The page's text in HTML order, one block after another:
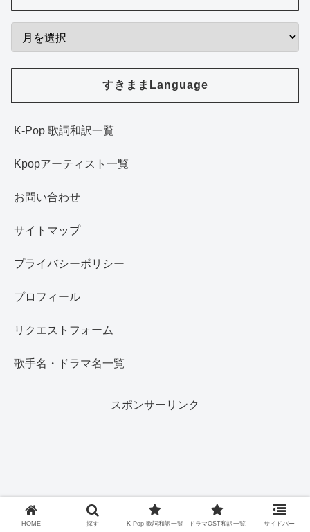
すきままLanguage
K-Pop 歌詞和訳一覧
Kpopアーティスト一覧
お問い合わせ
サイトマップ
プライバシーポリシー
プロフィール
リクエストフォーム
歌手名・ドラマ名一覧
スポンサーリンク
HOME 探す K-Pop 歌詞和訳一覧 ドラマOST和訳一覧 サイドバー